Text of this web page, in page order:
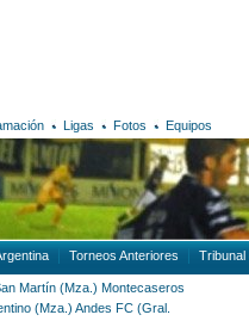
Ligas Fotos Equipos
Torneos Anteriores Tribunal
Martín (Mza.) Montecaseros
(Mza.) Andes FC (Gral.